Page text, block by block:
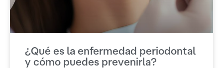
¿Qué es la enfermedad periodontal
y cómo puedes prevenirla?